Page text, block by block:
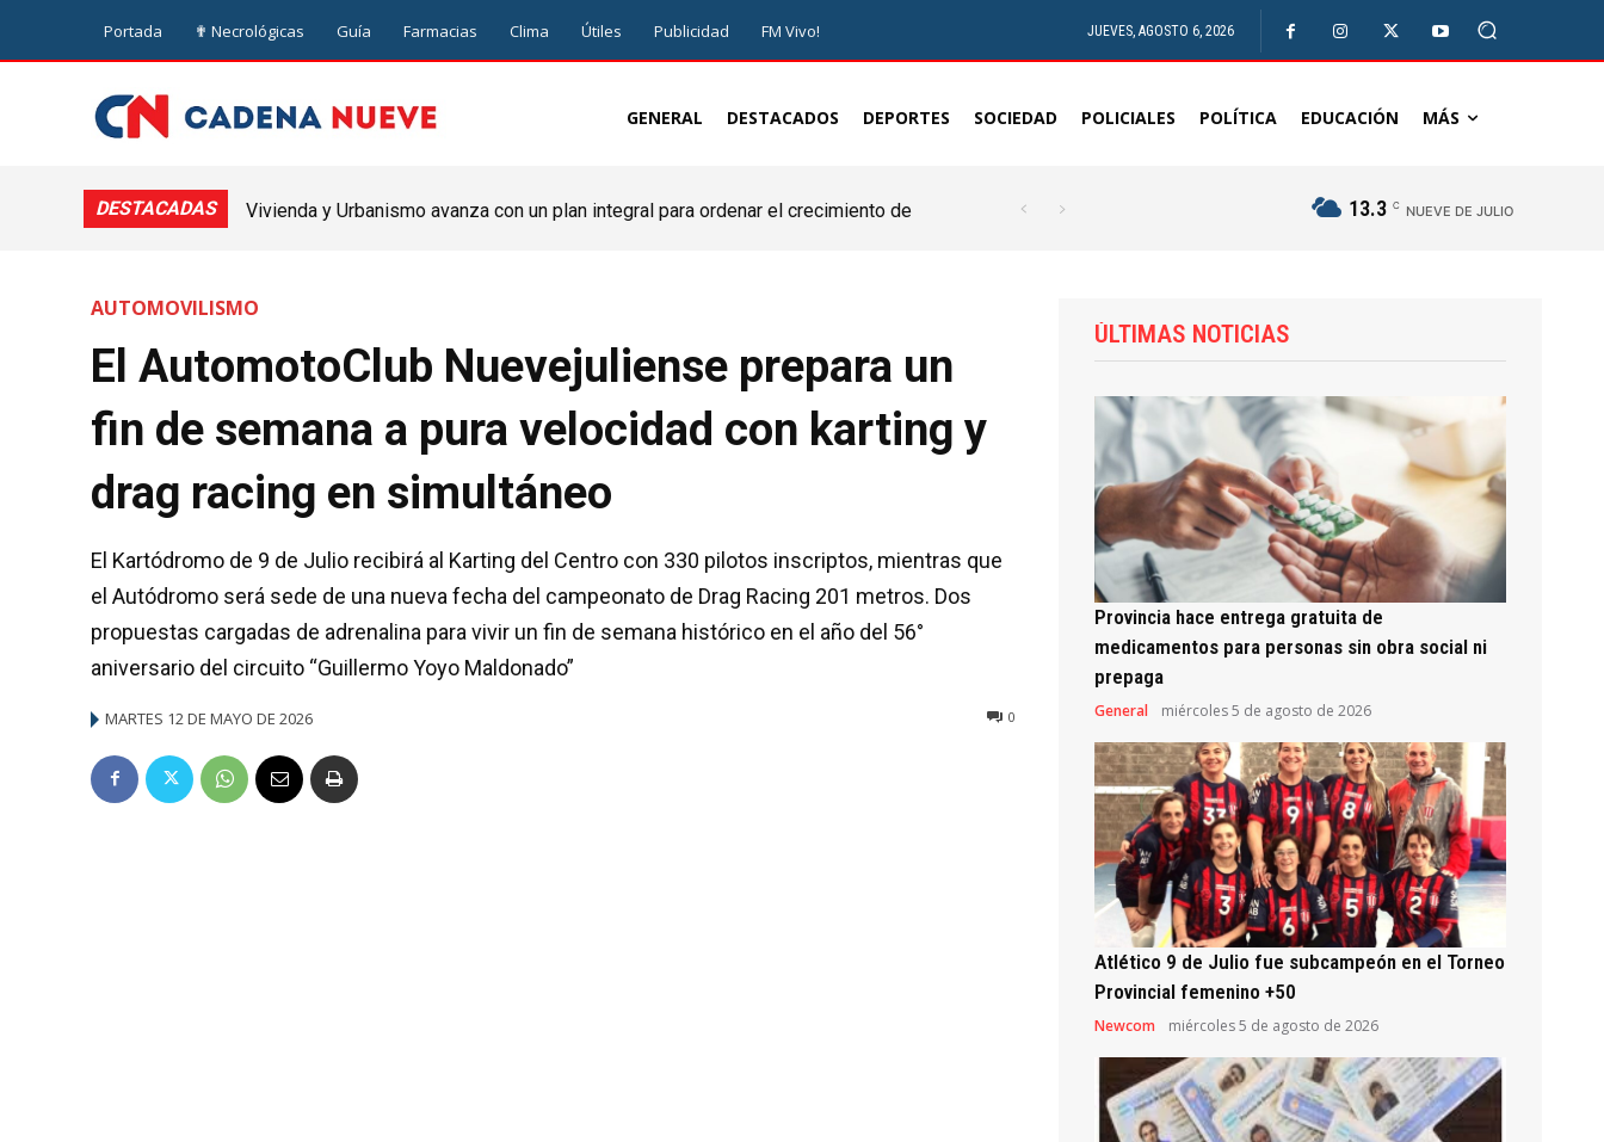
Portada ✟ Necrológicas Guía Farmacias Clima Útiles Publicidad FM Vivo! JUEVES, AGOSTO 6, 2026
GENERAL DESTACADOS DEPORTES SOCIEDAD POLICIALES POLÍTICA EDUCACIÓN MÁS
DESTACADAS
Vivienda y Urbanismo avanza con un plan integral para ordenar el crecimiento de
13.3 C NUEVE DE JULIO
AUTOMOVILISMO
El AutomotoClub Nuevejuliense prepara un
fin de semana a pura velocidad con karting y
drag racing en simultáneo
El Kartódromo de 9 de Julio recibirá al Karting del Centro con 330 pilotos inscriptos, mientras que
el Autódromo será sede de una nueva fecha del campeonato de Drag Racing 201 metros. Dos
propuestas cargadas de adrenalina para vivir un fin de semana histórico en el año del 56°
aniversario del circuito “Guillermo Yoyo Maldonado”
MARTES 12 DE MAYO DE 2026 0
ÚLTIMAS NOTICIAS
Provincia hace entrega gratuita de
medicamentos para personas sin obra social ni
prepaga
General miércoles 5 de agosto de 2026
Atlético 9 de Julio fue subcampeón en el Torneo
Provincial femenino +50
Newcom miércoles 5 de agosto de 2026